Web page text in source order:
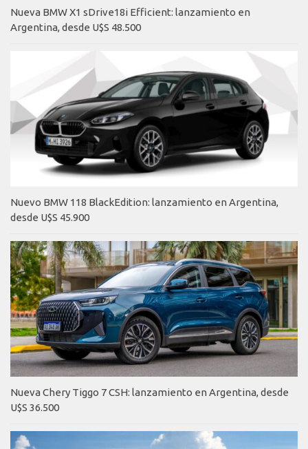
Nueva BMW X1 sDrive18i Efficient: lanzamiento en
Argentina, desde U$S 48.500
Nuevo BMW 118 BlackEdition: lanzamiento en Argentina,
desde U$S 45.900
Nueva Chery Tiggo 7 CSH: lanzamiento en Argentina, desde
U$S 36.500